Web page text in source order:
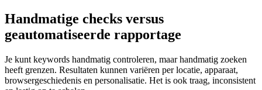
Handmatige checks versus
geautomatiseerde rapportage
Je kunt keywords handmatig controleren, maar handmatig zoeken
heeft grenzen. Resultaten kunnen variëren per locatie, apparaat,
browsergeschiedenis en personalisatie. Het is ook traag, inconsistent